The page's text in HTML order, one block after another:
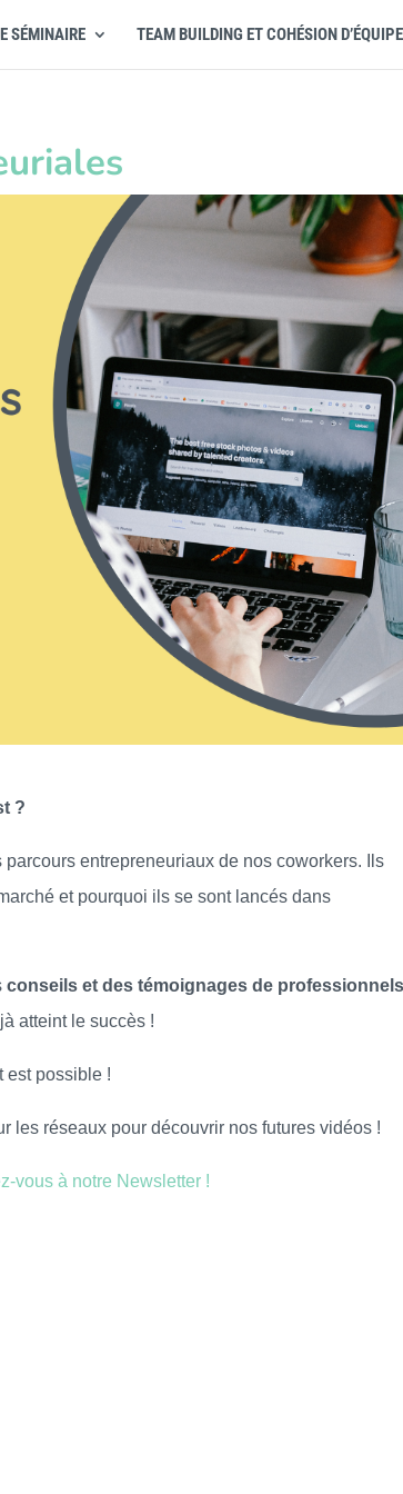
SÉMINAIRE TEAM BUILDING ET COHÉSION D’ÉQUIPE
?
parcours entrepreneuriaux de nos coworkers. Ils
et pourquoi ils se sont lancés dans
conseils et des témoignages de
atteint le succès !
est possible !
les réseaux pour découvrir nos futures vidéos !
vous à notre Newsletter !